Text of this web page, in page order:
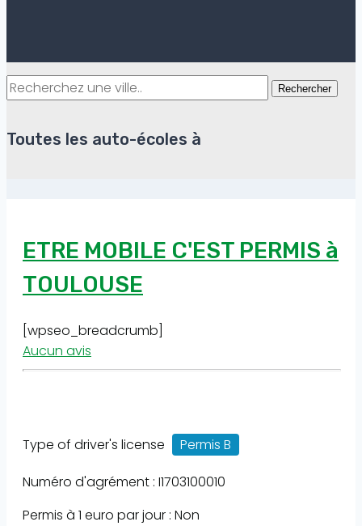
Rechercher
Toutes les auto-écoles à
ETRE MOBILE C'EST PERMIS à
TOULOUSE
[wpseo_breadcrumb]
Aucun avis
Type of driver's license
Permis B
Numéro d'agrément : I1703100010
Permis à 1 euro par jour : Non